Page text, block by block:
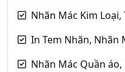
Nhãn Mác Kim Loại,
In Tem Nhãn, Nhãn
Nhãn Mác Quần